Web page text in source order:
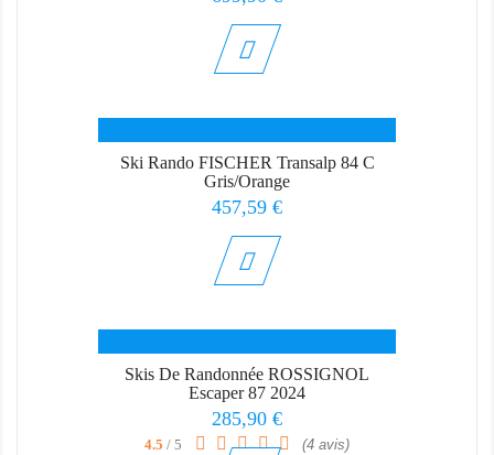
Ski Rando FISCHER Transalp 84 C
Gris/Orange
Prix
457,59 €
Skis De Randonnée ROSSIGNOL
Escaper 87 2024
Prix
285,90 €
4.5 / 5 (4 avis)